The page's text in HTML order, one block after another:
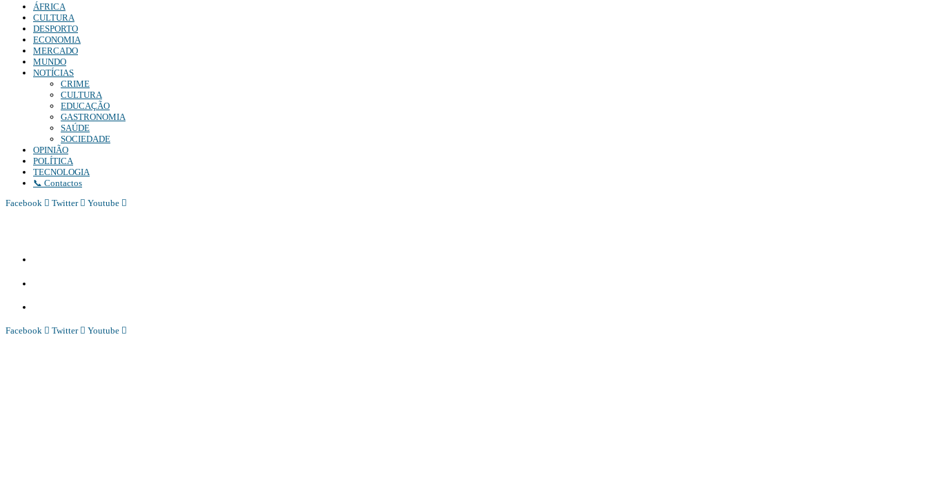
ÁFRICA
CULTURA
DESPORTO
ECONOMIA
MERCADO
MUNDO
NOTÍCIAS
CRIME
CULTURA
EDUCAÇÃO
GASTRONOMIA
SAÚDE
SOCIEDADE
OPINIÃO
POLÍTICA
TECNOLOGIA
📞 Contactos
Facebook
Twitter Youtube
Facebook Twitter Youtube